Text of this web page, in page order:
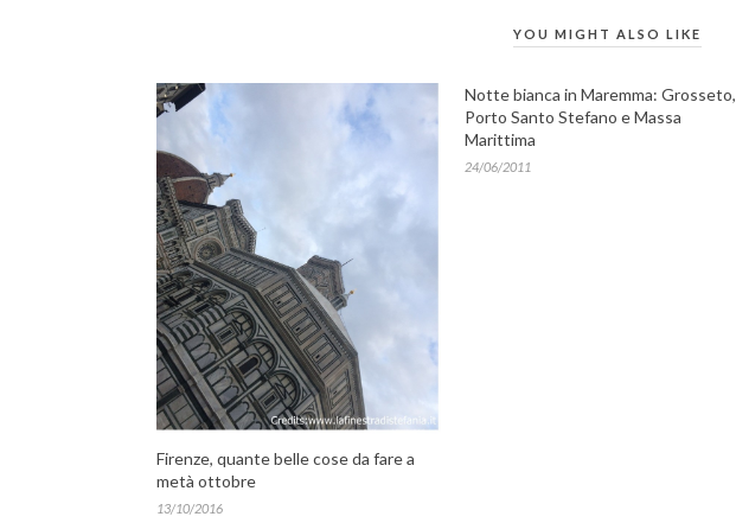
YOU MIGHT ALSO LIKE
Firenze, quante belle cose da fare a
metà ottobre
13/10/2016
Notte bianca in Maremma: Grosseto,
Porto Santo Stefano e Massa
Marittima
24/06/2011